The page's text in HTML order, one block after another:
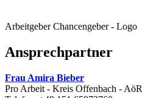
Arbeitgeber Chancengeber - Logo
Ansprechpartner
Frau Amira Bieber
Pro Arbeit - Kreis Offenbach - AöR